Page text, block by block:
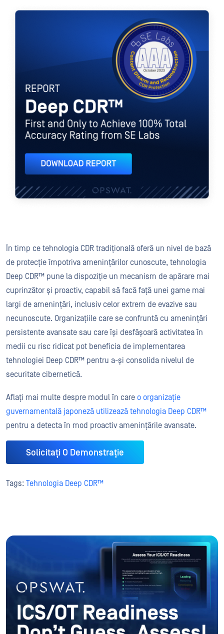
Tehnologia Deep CDR™
Primul și singurul care a obținut o rată de acuratețe totală de
Descărcați Raportul
În timp ce tehnologia CDR tradițională oferă un nivel de bază
de protecție împotriva amenințărilor cunoscute, tehnologia
Deep CDR™ pune la dispoziție un mecanism de apărare mai
cuprinzător și proactiv, capabil să facă față unei game mai
largi de amenințări, inclusiv celor extrem de evazive sau
necunoscute. Organizațiile care se confruntă cu amenințări
persistente avansate sau care își desfășoară activitatea în
medii cu risc ridicat pot beneficia de implementarea
tehnologiei Deep CDR™ pentru a-și consolida nivelul de
securitate cibernetică.
Aflați mai multe despre modul în care o organizație
guvernamentală japoneză utilizează tehnologia Deep CDR™
pentru a detecta în mod proactiv amenințările avansate.
Solicitați O Demonstrație
Tags: Tehnologia Deep CDR™